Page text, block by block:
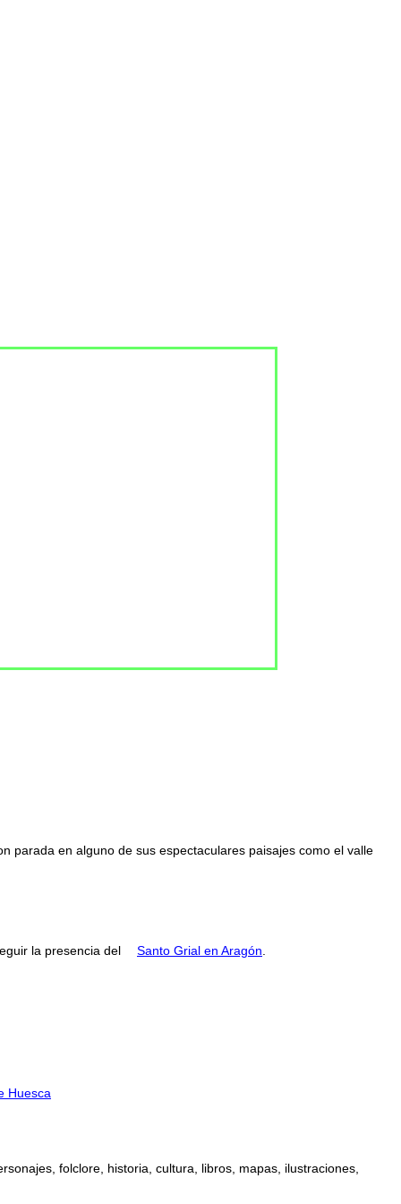
parada en alguno de sus espectaculares paisajes como el valle
la presencia del Santo Grial en Aragón
Huesca
folclore, historia, cultura, libros, mapas, ilustraciones,